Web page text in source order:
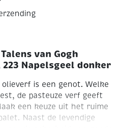
van Gogh
Napelsgeel donker
is een genot. Welke
de pasteuze verf geeft
een keuze uit het ruime
Naast de levendige